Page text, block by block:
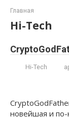
Главная
Hi-Tech
Hi-Tech
новейшая и